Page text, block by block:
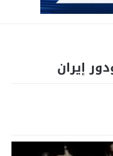
إيران